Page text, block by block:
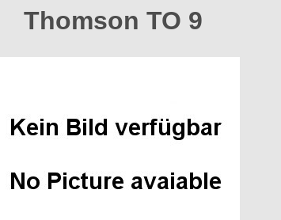
Thomson TO 9